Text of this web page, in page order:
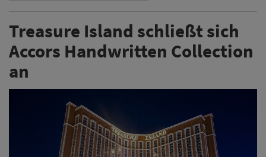
Treasure Island schließt sich
Accors Handwritten Collection
an